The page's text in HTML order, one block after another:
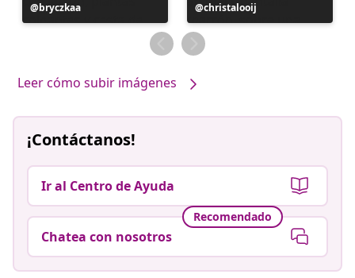
Publicación
realizada
bryczkaa
Publicación
realizada
por
christalooij
Leer cómo subir imágenes
¡Contáctanos!
Ir al Centro de Ayuda
Recomendado
Chatea con nosotros